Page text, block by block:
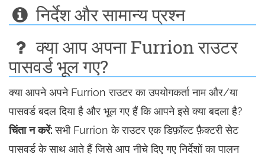
निर्देश और सामान्य प्रश्न
क्या आप अपना Furrion राउटर
पासवर्ड भूल गए?
क्या आपने अपने Furrion राउटर का उपयोगकर्ता नाम और/या
पासवर्ड बदल दिया है और भूल गए हैं कि आपने इसे क्या बदला है?
चिंता न करें:सभी Furrion के राउटर एक डिफ़ॉल्ट फ़ैक्टरी सेट
पासवर्ड के साथ आते हैं जिसे आप नीचे दिए गए निर्देशों का पालन